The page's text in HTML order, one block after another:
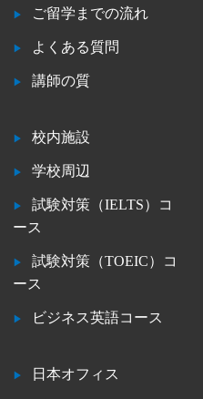
ご留学までの流れ
よくある質問
講師の質
校内施設
学校周辺
試験対策（IELTS）コ
ース
試験対策（TOEIC）コ
ース
ビジネス英語コース
日本オフィス